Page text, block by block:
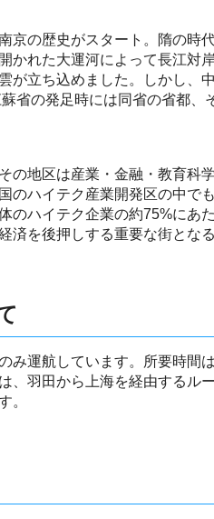
京の歴史がスタート。隋の時
かれた大運河によって長江
が立ち込めました。しかし、
省の発足時には同省の省都、
の地区は産業・金融・教育科
のハイテク産業開発区の中で
のハイテク企業の約75%にあ
を後押しする重要な街となる
み運航しています。所要時間
、羽田から上海を経由するル
。